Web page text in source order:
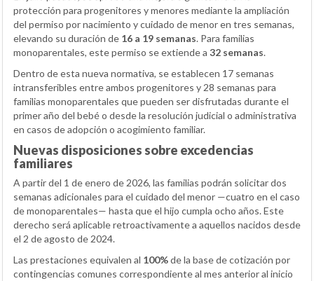
protección para progenitores y menores mediante la ampliación
del permiso por nacimiento y cuidado de menor en tres semanas,
elevando su duración de 16 a 19 semanas. Para familias
monoparentales, este permiso se extiende a 32 semanas.
Dentro de esta nueva normativa, se establecen 17 semanas
intransferibles entre ambos progenitores y 28 semanas para
familias monoparentales que pueden ser disfrutadas durante el
primer año del bebé o desde la resolución judicial o administrativa
en casos de adopción o acogimiento familiar.
Nuevas disposiciones sobre excedencias
familiares
A partir del 1 de enero de 2026, las familias podrán solicitar dos
semanas adicionales para el cuidado del menor —cuatro en el caso
de monoparentales— hasta que el hijo cumpla ocho años. Este
derecho será aplicable retroactivamente a aquellos nacidos desde
el 2 de agosto de 2024.
Las prestaciones equivalen al 100%de la base de cotización por
contingencias comunes correspondiente al mes anterior al inicio